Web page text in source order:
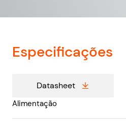
Especificações
Datasheet
Alimentação